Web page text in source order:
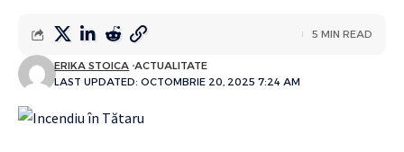
LAST UPDATED: OCTOMBRIE 20, 2025 7:24 AM
ERIKA STOICA ACTUALITATE
5 MIN READ